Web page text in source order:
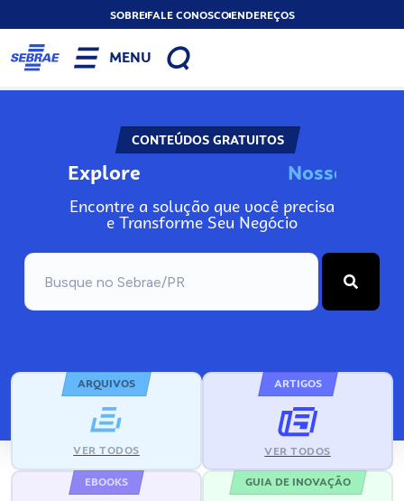
SOBREFALE CONOSCOENDEREÇOS
MENU
CONTEÚDOS GRATUITOS
Explore Nosso
Encontre a solução que você precisa
e Transforme Seu Negócio
ARQUIVOS
VER TODOS
ARTIGOS
VER TODOS
EBOOKS GUIA DE INOVAÇÃO